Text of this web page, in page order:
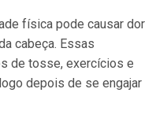
física pode causar dor
cabeça. Essas
de tosse, exercícios e
depois de se engajar